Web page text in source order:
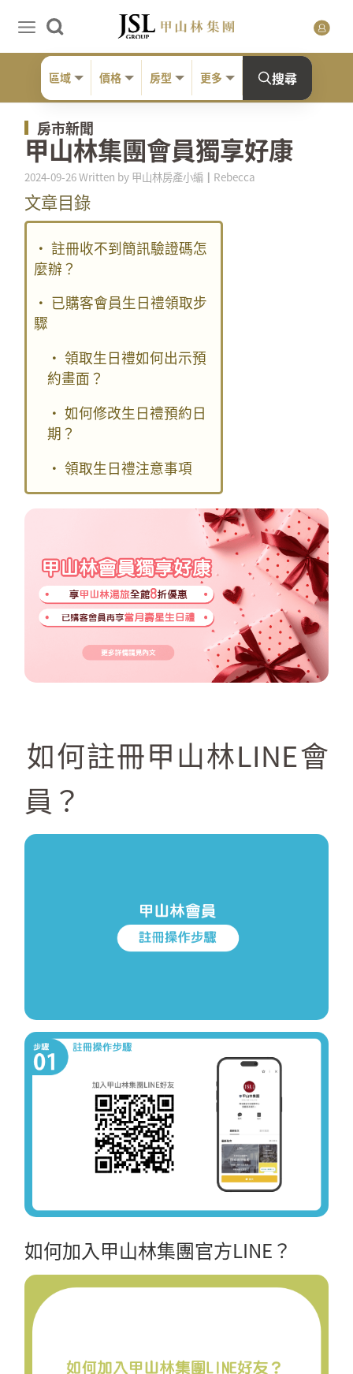
區域 價格 房型 更多 搜尋
房市新聞
甲山林集團會員獨享好康
2024-09-26 Written by 甲山林房產小編┃Rebecca
文章目錄
· 註冊收不到簡訊驗證碼怎
麼辦？
· 已購客會員生日禮領取步
驟
· 領取生日禮如何出示預
約畫面？
· 如何修改生日禮預約日
期？
· 領取生日禮注意事項
如何註冊甲山林LINE會
員？
如何加入甲山林集團官方LINE？